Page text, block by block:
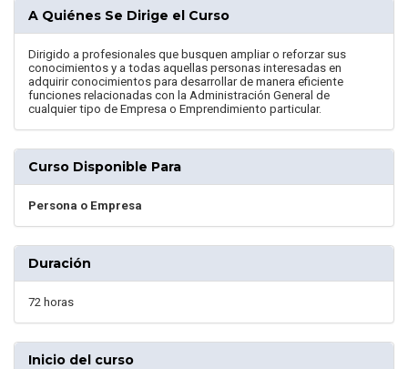
A Quiénes Se Dirige el Curso
Dirigido a profesionales que busquen ampliar o reforzar sus
conocimientos y a todas aquellas personas interesadas en
adquirir conocimientos para desarrollar de manera eficiente
funciones relacionadas con la Administración General de
cualquier tipo de Empresa o Emprendimiento particular.
Curso Disponible Para
Persona o Empresa
Duración
72 horas
Inicio del curso